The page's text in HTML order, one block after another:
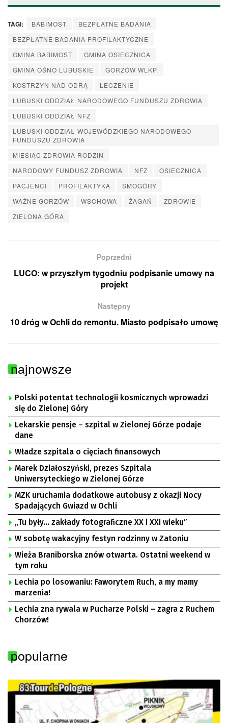
TAGI: BABIMOST
BEZPŁATNE BADANIA
BEZPŁATNE BADANIA PROFILAKTYCZNE
GMINA BABIMOST
GMINA OSIECZNICA
GMINA OŚNO LUBUSKIE
GORZÓW WLKP.
KOSTRZYN NAD ODRĄ
LECZENIE
LUBUSKI ODDZIAŁ NARODOWEGO FUNDUSZU ZDROWIA
LUBUSKI ODDZIAŁ NFZ
LUBUSKI ODDZIAŁ WOJEWÓDZKIEGO NARODOWEGO
FUNDUSZU ZDROWIA
MIESIĄC ZDROWIA RODZIN
NARODOWY FUNDUSZ ZDROWIA
NFZ
OSIECZNICA
PACJENCI
PROFILAKTYKA
SMOGÓRY
WAŻNE GORZÓW
WSCHOWA ŻAGAŃ
ZDROWIE
ZIELONA GÓRA
Poprzedni
LUCO: w przyszłym tygodniu podpisanie umowy na
projekt
Następny
10 dróg w Ochli do remontu. Miasto podpisało umowę
najnowsze
Polski potentat technologii kosmicznych wprowadzi
się do Zielonej Góry
Lekarskie pensje – szpital w Zielonej Górze podaje
dane
Władze szpitala o cięciach finansowych
Marek Działoszyński, prezes Szpitala
Uniwersyteckiego w Zielonej Górze
MZK uruchamia dodatkowe autobusy z okazji Nocy
Spadających Gwiazd w Ochli
„Tu były… zakłady fotograficzne XX i XXI wieku”
W sobotę wakacyjny festyn rodzinny w Zatoniu
Wieża Braniborska znów otwarta. Ostatni weekend w
tym roku
Lechia po losowaniu: Faworytem Ruch, a my mamy
marzenia!
Lechia zna rywala w Pucharze Polski – zagra z Ruchem
Chorzów!
popularne